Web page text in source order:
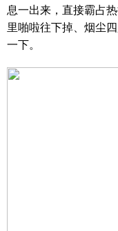
息一出来，直接霸占
里啪啦往下掉、烟尘
一下。